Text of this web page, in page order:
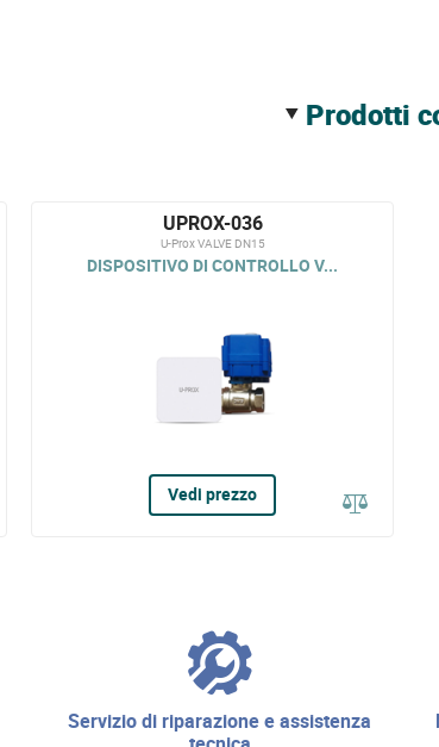
prodotti
UPROX-036
U-Prox VALVE DN15
DISPOSITIVO DI CONTROLLO V...
Vedi prezzo
servizio di riparazione e assistenza